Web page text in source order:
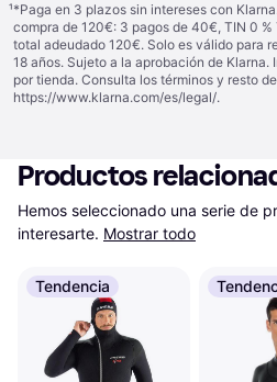
¹*Paga en 3 plazos sin intereses con
compra de 120€: 3 pagos de 40€, TIN 0 %
total adeudado 120€. Solo es válido para
18 años. Sujeto a la aprobación de Klarna.
por tienda. Consulta los términos y resto
https://www.klarna.com/es/legal/.
Productos
Hemos seleccionado una serie de
interesarte. Mostrar todo
Tendencia